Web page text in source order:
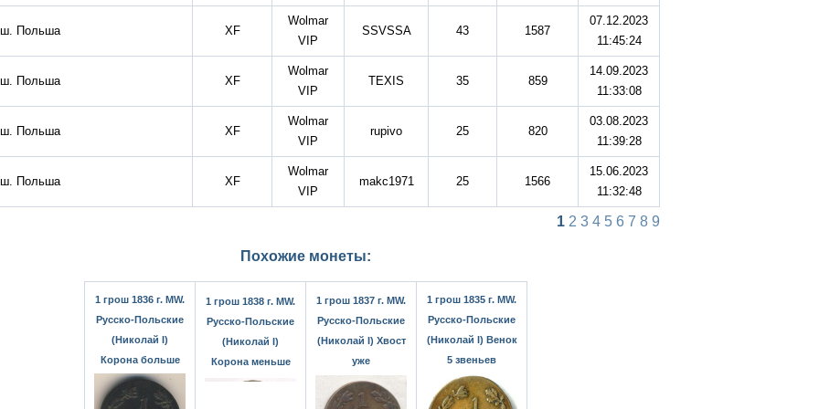
Польша XF
Wolmar
VIP
SSVSSA 43 1587
07.12.2023
11:45:24
Польша XF
Wolmar
VIP
TEXIS 35 859
14.09.2023
11:33:08
Польша XF
Wolmar
VIP
rupivo 25 820
03.08.2023
11:39:28
Польша XF
Wolmar
VIP
makc1971 25 1566
15.06.2023
11:32:48
1 2 3 4 5 6 7 8 9
Похожие монеты:
1 грош 1836 г. MW.
Русско-Польские
(Николай I)
Корона больше
1 грош 1838 г. MW.
Русско-Польские
(Николай I)
Корона меньше
1 грош 1837 г. MW.
Русско-Польские
(Николай I) Хвост
уже
1 грош 1835 г. MW.
Русско-Польские
(Николай I) Венок
5 звеньев